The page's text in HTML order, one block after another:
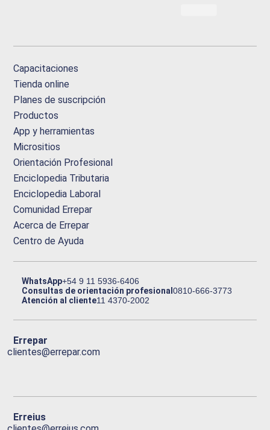
Capacitaciones
Tienda online
Planes de suscripción
Productos
App y herramientas
Micrositios
Orientación Profesional
Enciclopedia Tributaria
Enciclopedia Laboral
Comunidad Errepar
Acerca de Errepar
Centro de Ayuda
WhatsApp+54 9 11 5936-6406
Consultas de orientación profesional0810-666-3773
Atención al cliente11 4370-2002
Errepar
clientes@errepar.com
Erreius